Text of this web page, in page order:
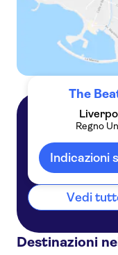
The
Regno
Indicazioni
Vedi
Destinazioni